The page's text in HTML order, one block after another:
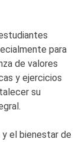
para
de valores
y ejercicios
su
el bienestar de